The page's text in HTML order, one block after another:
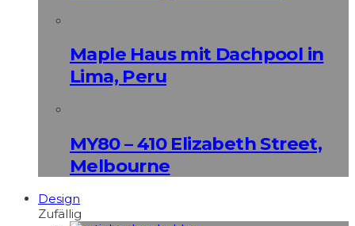
Maple Haus mit Dachpool in
Lima, Peru
MY80 – 410 Elizabeth Street,
Melbourne
Design
Zufällig